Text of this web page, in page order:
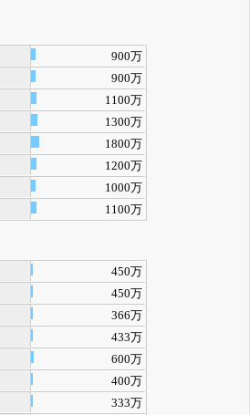
900万
900万
1100万
1300万
1800万
1200万
1000万
1100万
450万
450万
366万
433万
600万
400万
333万